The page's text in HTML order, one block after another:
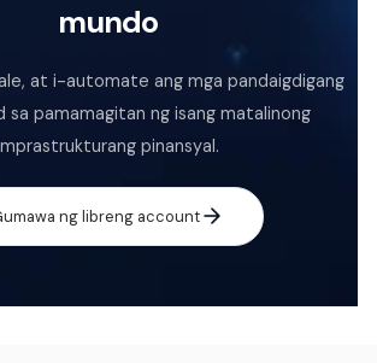
mundo
at i-automate ang mga pandaigdigang
sa pamamagitan ng isang matalinong
pinansyal.
ng libreng account